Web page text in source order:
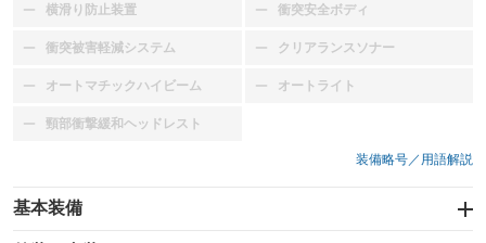
横滑り防止装置
：装備なし 衝突安全ボディ
：装備なし
衝突被害軽減システム
：装備なし クリアランスソナー
：装備なし
オートマチックハイビーム
：装備なし オートライト
：装備なし
頸部衝撃緩和ヘッドレスト
：装備なし
装備略号／用語解説
基本装備